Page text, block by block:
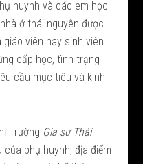
huynh và các em học
ở thái nguyên được
viên hay sinh viên
cấp học, tình trạng
cầu mục tiêu và kinh
Trường Gia sư Thái
của phụ huynh, địa điểm